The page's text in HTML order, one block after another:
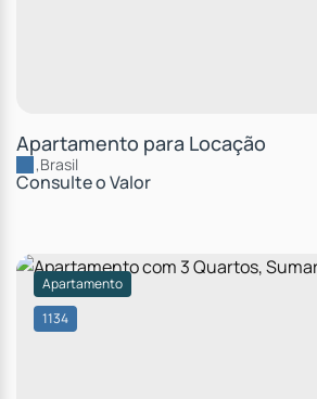
Apartamento para Locação
Consulte o Valor
,Brasil
1134
Apartamento